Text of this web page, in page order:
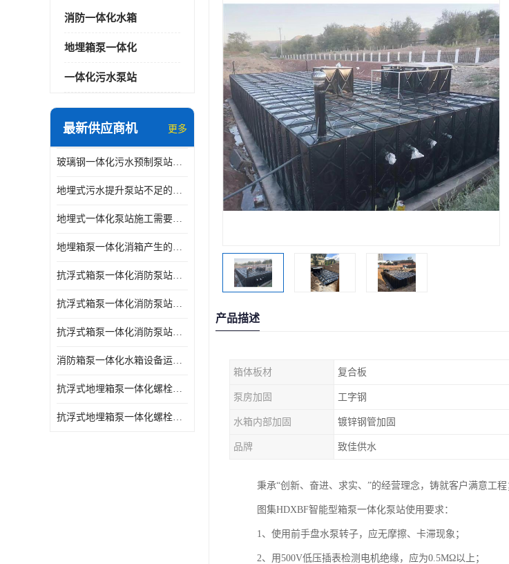
消防一体化水箱
地埋箱泵一体化
一体化污水泵站
最新供应商机 更多
玻璃钢一体化污水预制泵站与自耦底座怎么连接
地埋式污水提升泵站不足的原因
地埋式一体化泵站施工需要的环境特点
地埋箱泵一体化消箱产生的低频噪音怎样减少
抗浮式箱泵一体化消防泵站有哪些特点
抗浮式箱泵一体化消防泵站的应用场景
抗浮式箱泵一体化消防泵站的数据采集过程
消防箱泵一体化水箱设备运行过程中如护
抗浮式地埋箱泵一体化螺栓连接部分如何防止漏水、漏气呢
抗浮式地埋箱泵一体化螺栓连接部分
产品描述
箱体板材 复合板
泵房加固 工字钢
水箱内部加固 镀锌钢管加固
品牌 致佳供水
秉承“创新、奋进、求实、”的经营理念，铸就客户满意工
图集HDXBF智能型箱泵一体化泵站使用要求：
1、使用前手盘水泵转子，应无摩擦、卡滞现象；
2、用500V低压插表检测电机绝缘，应为0.5MΩ以上；